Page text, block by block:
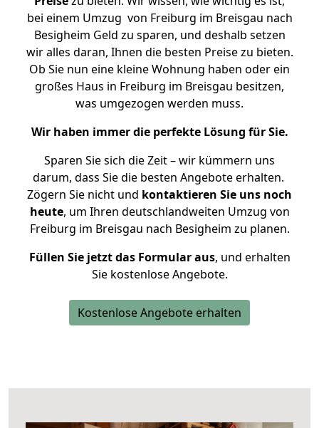
bei einem Umzug von Freiburg im Breisgau nach
Besigheim Geld zu sparen, und deshalb setzen
wir alles daran, Ihnen die besten Preise zu bieten.
Ob Sie nun eine kleine Wohnung haben oder ein
großes Haus in Freiburg im Breisgau besitzen,
was umgezogen werden muss.
Wir haben immer die perfekte Lösung für Sie.
Sparen Sie sich die Zeit – wir kümmern uns
darum, dass Sie die besten Angebote erhalten.
Zögern Sie nicht und kontaktieren Sie uns noch
heute, um Ihren deutschlandweiten Umzug von
Freiburg im Breisgau nach Besigheim zu planen.
Füllen Sie jetzt das Formular aus, und erhalten
Sie kostenlose Angebote.
Kostenlose Angebote erhalten